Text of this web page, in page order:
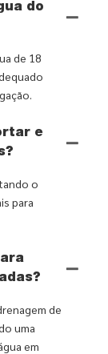
do
de 18
e
o
para
de
uma
em